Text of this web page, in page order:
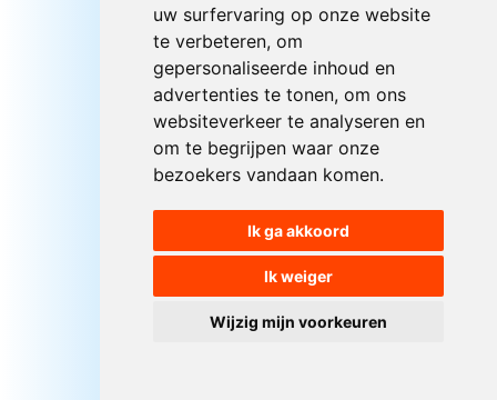
uw surfervaring op onze website
te verbeteren, om
gepersonaliseerde inhoud en
advertenties te tonen, om ons
websiteverkeer te analyseren en
om te begrijpen waar onze
bezoekers vandaan komen.
Ik ga akkoord
Ik weiger
Wijzig mijn voorkeuren